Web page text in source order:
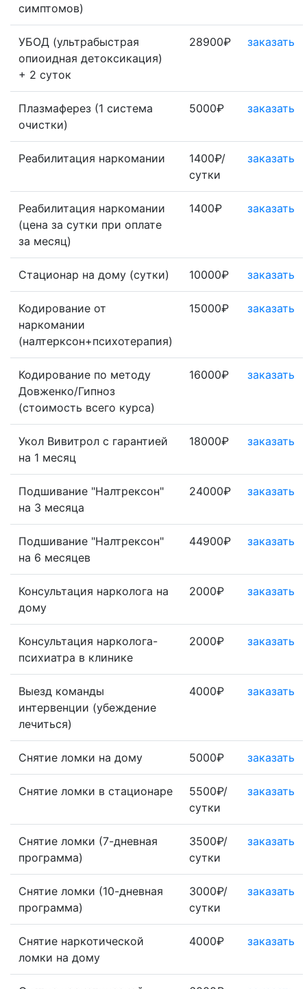
симптомов)
УБОД (ультрабыстрая
опиоидная детоксикация)
+ 2 суток
28900₽ заказать
Плазмаферез (1 система
очистки)
5000₽ заказать
Реабилитация наркомании
1400₽/
сутки
заказать
Реабилитация наркомании
(цена за сутки при оплате
за месяц)
1400₽ заказать
Стационар на дому (сутки) 10000₽ заказать
Кодирование от
наркомании
(налтерксон+психотерапия)
15000₽ заказать
Кодирование по методу
Довженко/Гипноз
(стоимость всего курса)
16000₽ заказать
Укол Вивитрол с гарантией
на 1 месяц
18000₽ заказать
Подшивание "Налтрексон"
на 3 месяца
24000₽ заказать
Подшивание "Налтрексон"
на 6 месяцев
44900₽ заказать
Консультация нарколога на
дому
2000₽ заказать
Консультация нарколога-
психиатра в клинике
2000₽ заказать
Выезд команды
интервенции (убеждение
лечиться)
4000₽ заказать
Снятие ломки на дому 5000₽ заказать
Снятие ломки в стационаре
5500₽/
сутки
заказать
Снятие ломки (7-дневная
программа)
3500₽/
сутки
заказать
Снятие ломки (10-дневная
программа)
3000₽/
сутки
заказать
Снятие наркотической
ломки на дому
4000₽ заказать